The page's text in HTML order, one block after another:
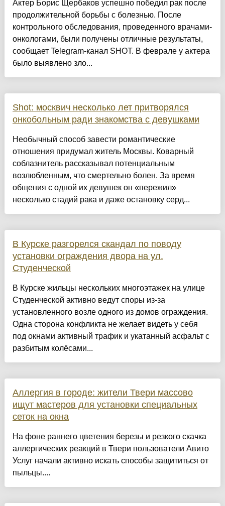
Актер Борис Щербаков успешно победил рак после
продолжительной борьбы с болезнью. После
контрольного обследования, проведенного врачами-
онкологами, были получены отличные результаты,
сообщает Telegram-канал SHOT. В феврале у актера
было выявлено зло...
Shot: москвич несколько лет притворялся
онкобольным ради знакомства с девушками
Необычный способ завести романтические
отношения придумал житель Москвы. Коварный
соблазнитель рассказывал потенциальным
возлюбленным, что смертельно болен. За время
общения с одной их девушек он «пережил»
несколько стадий рака и даже остановку серд...
В Курске разгорелся скандал по поводу
установки ограждения двора на ул.
Студенческой
В Курске жильцы нескольких многоэтажек на улице
Студенческой активно ведут споры из-за
установленного возле одного из домов ограждения.
Одна сторона конфликта не желает видеть у себя
под окнами активный трафик и укатанный асфальт с
разбитым колёсами...
Аллергия в городе: жители Твери массово
ищут мастеров для установки специальных
сеток на окна
На фоне раннего цветения березы и резкого скачка
аллергических реакций в Твери пользователи Авито
Услуг начали активно искать способы защититься от
пыльцы....